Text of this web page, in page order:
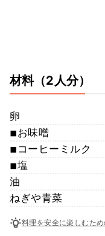
材料（2人分）
卵
◾︎お味噌
◾︎コーヒーミルク
◾︎塩
油
ねぎや青菜
料理を安全に楽しむた